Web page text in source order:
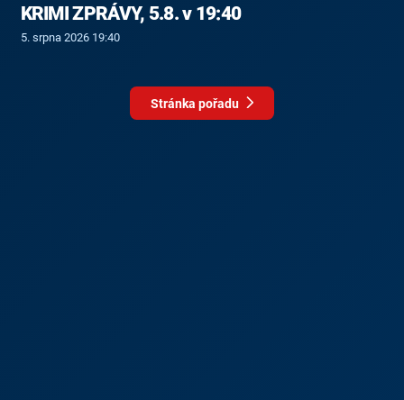
KRIMI ZPRÁVY, 5.8. v 19:40
5. srpna 2026 19:40
Stránka pořadu